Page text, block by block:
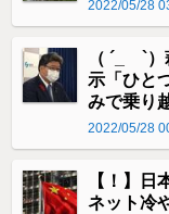
2022/05/28
（ ´_ゝ`
示「ひと
みで乗り
2022/05/28
【！】日
ネット冷